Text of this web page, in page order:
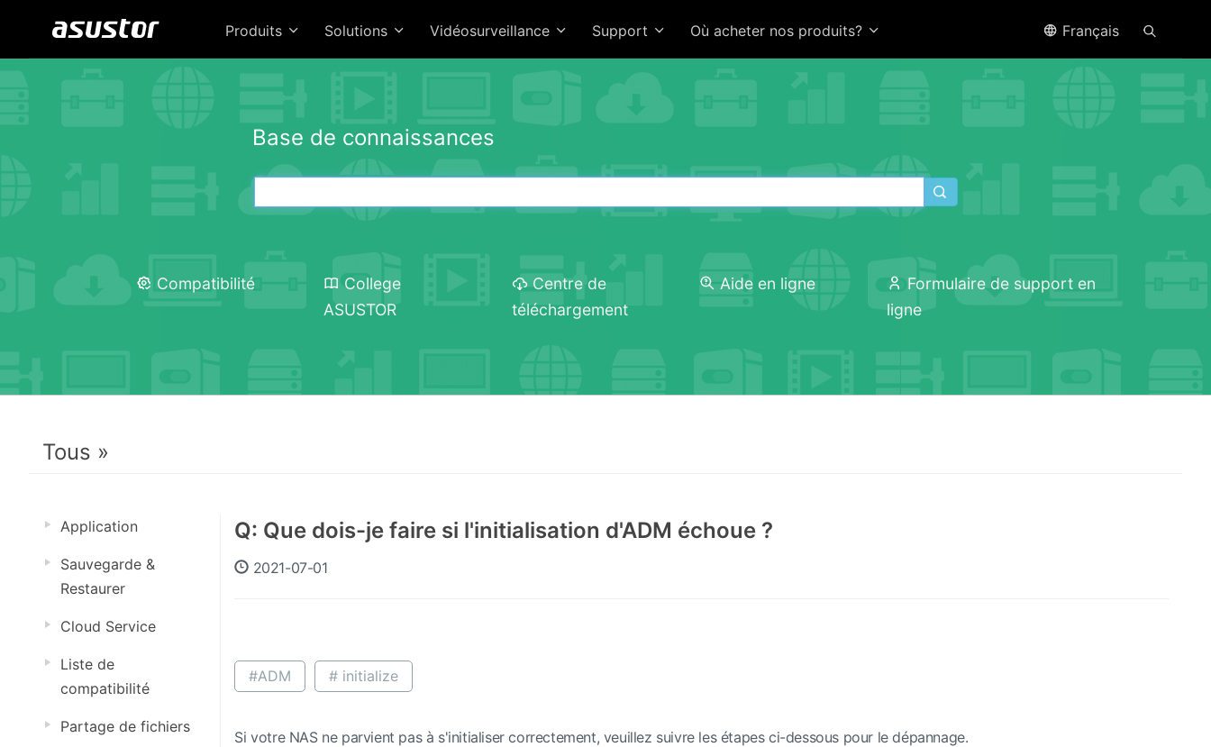
Produits Solutions Vidéosurveillance Support Où acheter nos produits? Français
Base de connaissances
Compatibilité
College
ASUSTOR
Centre de
téléchargement
Aide en ligne
Formulaire de support en
ligne
Tous »
Application
Sauvegarde &
Restaurer
Cloud Service
Liste de
compatibilité
Partage de fichiers
Q: Que dois-je faire si l'initialisation d'ADM échoue ?
2021-07-01
#ADM # initialize
Si votre NAS ne parvient pas à s'initialiser correctement, veuillez suivre les étapes ci-dessous pour le dépannage.